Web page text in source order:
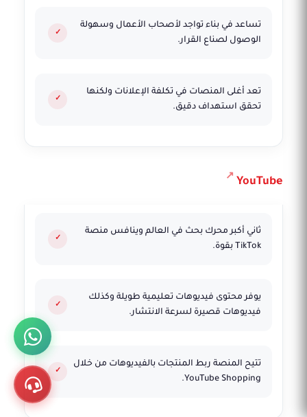
تساعد في بناء تواجد لأصحاب الأعمال وسهولة
الوصول لصناع القرار.
تعد أغلى المنصات في تكلفة الإعلانات ولكنها
تحقق استهداف دقيق.
YouTube
ثاني أكبر محرك بحث في العالم وينافس منصة
TikTok بقوة.
يوفر محتوى فيديوهات تعليمية طويلة وكذلك
فيديوهات قصيرة لسرعة الانتشار.
تتيح المنصة ربط المنتجات بالفيديوهات من خلال
YouTube Shopping.